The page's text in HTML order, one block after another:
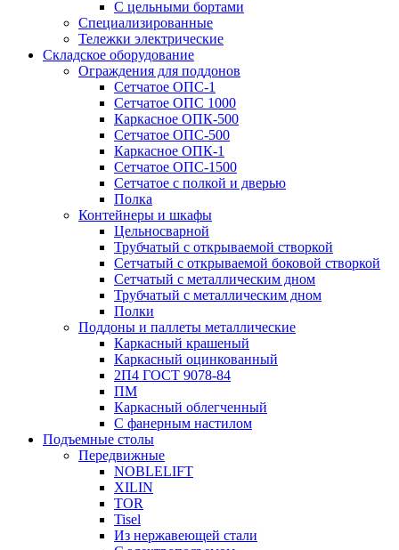
С цельными бортами
Специализированные
Тележки электрические
Складское оборудование
Ограждения для поддонов
Сетчатое ОПС-1
Сетчатое ОПС 1000
Каркасное ОПК-500
Сетчатое ОПС-500
Каркасное ОПК-1
Сетчатое ОПС-1500
Сетчатое с полкой и дверью
Полка
Контейнеры и шкафы
Цельносварной
Трубчатый с открываемой створкой
Сетчатый с открываемой боковой створкой
Сетчатый с металлическим дном
Трубчатый с металлическим дном
Полки
Поддоны и паллеты металлические
Каркасный крашеный
Каркасный оцинкованный
2П4 ГОСТ 9078-84
ПМ
Каркасный облегченный
С фанерным настилом
Подъемные столы
Передвижные
NOBLELIFT
XILIN
TOR
Tisel
Из нержавеющей стали